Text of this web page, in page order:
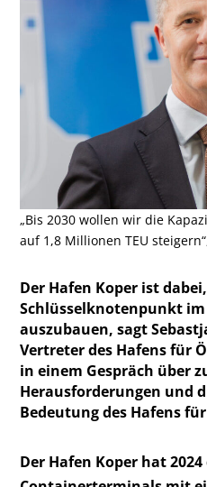
„Bis 2030 wollen wir die
auf 1,8 Millionen TEU
Der Hafen Koper ist
Schlüsselknotenpunkt
auszubauen, sagt
Vertreter des Hafens für
in einem Gespräch über
Herausforderungen und
Bedeutung des Hafens
Der Hafen Koper hat